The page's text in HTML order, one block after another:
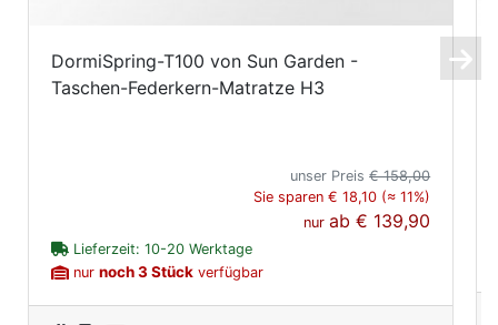
DormiSpring-T100 von Sun Garden -
Taschen-Federkern-Matratze H3
unser Preis€ 158,00
Sie sparen € 18,10 (≈ 11%)
nurab€ 139,90
Lieferzeit: 10-20 Werktage
nur noch 3 Stück verfügbar